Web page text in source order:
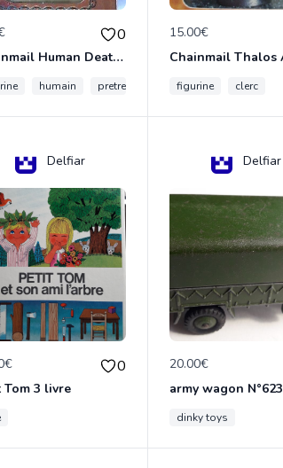
0
Chainmail Human Death Cleric
humain pretre
15.00€
figurine clerc
Delfiar
0
Tom 3 livre
Delfiar
20.00€
army wagon N°623
dinky toys